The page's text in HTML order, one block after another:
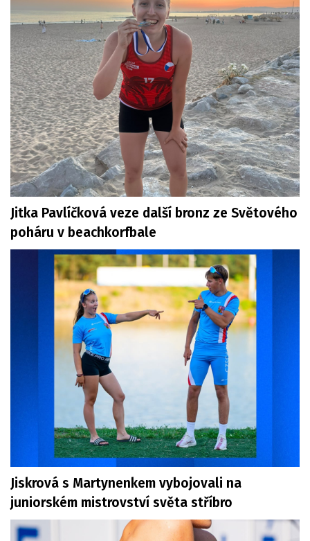
Jitka Pavlíčková veze další bronz ze Světového
poháru v beachkorfbale
Jiskrová s Martynenkem vybojovali na
juniorském mistrovství světa stříbro